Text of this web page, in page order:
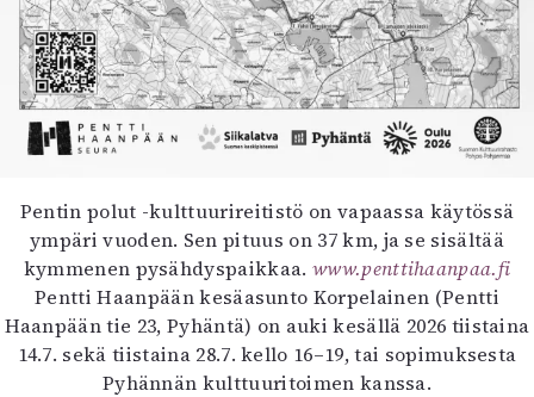
Pentin polut -kulttuurireitistö on vapaassa käytössä
ympäri vuoden. Sen pituus on 37 km, ja se sisältää
kymmenen pysähdyspaikkaa. www.penttihaanpaa.fi
Pentti Haanpään kesäasunto Korpelainen (Pentti
Haanpään tie 23, Pyhäntä) on auki kesällä 2026 tiistaina
14.7. sekä tiistaina 28.7. kello 16–19, tai sopimuksesta
Pyhännän kulttuuritoimen kanssa.